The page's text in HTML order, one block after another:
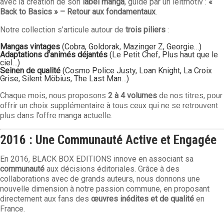
Back to Basics » – Retour aux fondamentaux.
Notre collection s’articule autour de trois piliers :
Mangas vintages (Cobra, Goldorak, Mazinger Z, Georgie…)
Adaptations d’animés déjantés (Le Petit Chef, Plus haut que le
ciel…)
Seinen de qualité (Cosmo Police Justy, Loan Knight, La Croix
Grise, Silent Möbius, The Last Man…)
Chaque mois, nous proposons 2 à 4 volumes de nos titres, pour
offrir un choix supplémentaire à tous ceux qui ne se retrouvent
plus dans l’offre manga actuelle.
2016 : Une Communauté Active et Engagée
En 2016, BLACK BOX EDITIONS innove en associant sa
communauté aux décisions éditoriales. Grâce à des
collaborations avec de grands auteurs, nous donnons une
nouvelle dimension à notre passion commune, en proposant
directement aux fans des œuvres inédites et de qualité en
France.